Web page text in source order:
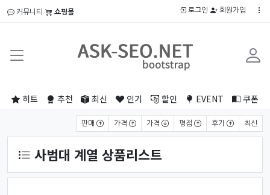
커뮤니티 쇼핑몰 로그인 회원가입
히트 추천 최신 인기 할인 EVENT 쿠폰
판매 가격 가격 평점 후기 최신
사범대 계열 상품리스트